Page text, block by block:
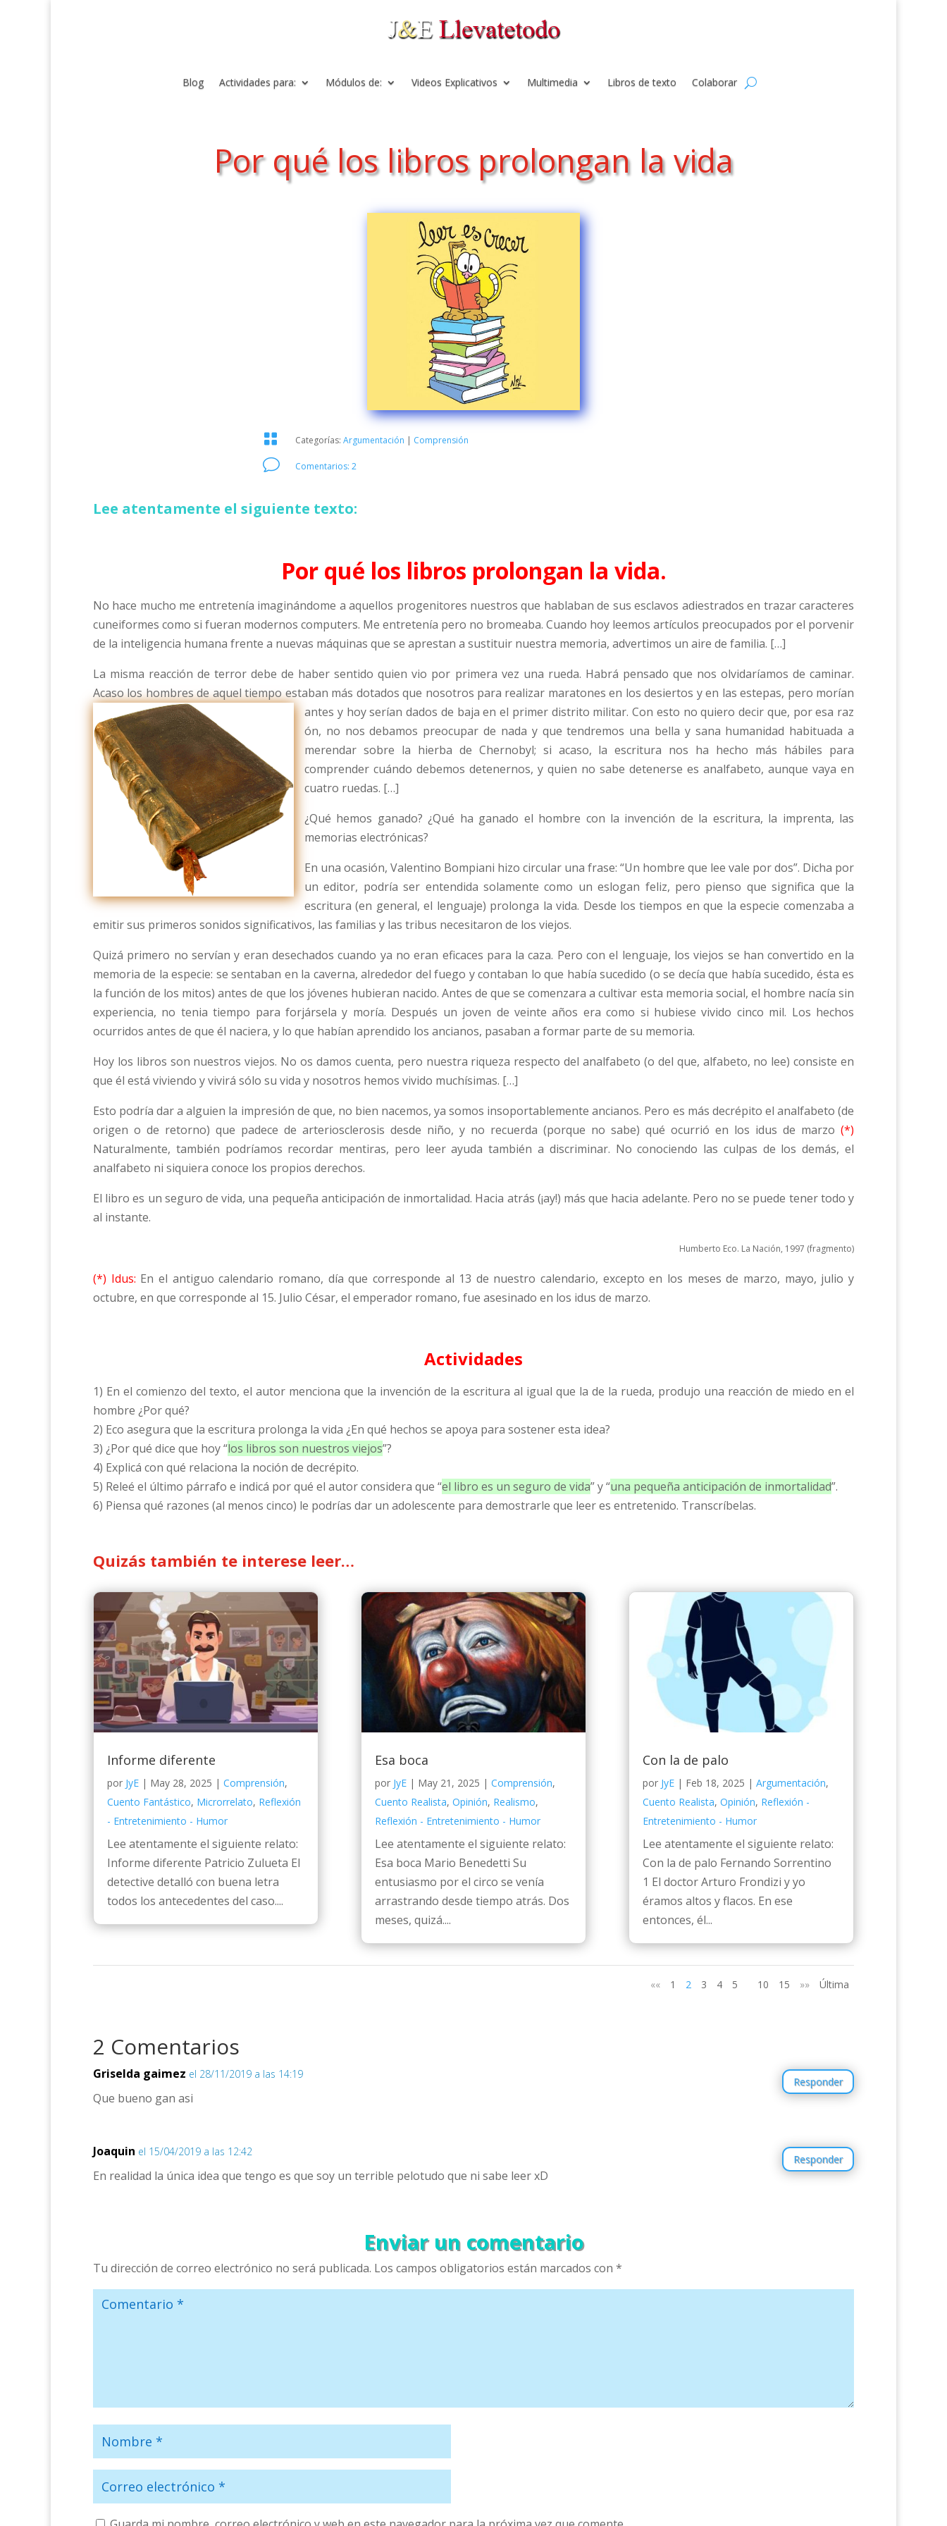
Blog Actividades para: Módulos de: Videos Explicativos Multimedia Libros de texto Colaborar
Por qué los libros prolongan la vida
 Categorías: Argumentación | Comprensión
v Comentarios: 2
Lee atentamente el siguiente texto:
Por qué los libros prolongan la vida.
No hace mucho me entretenía imaginándome a aquellos progenitores nuestros que hablaban de sus esclavos adiestrados en trazar caracteres
cuneiformes como si fueran modernos computers. Me entretenía pero no bromeaba. Cuando hoy leemos artículos preocupados por el porvenir
de la inteligencia humana frente a nuevas máquinas que se aprestan a sustituir nuestra memoria, advertimos un aire de familia. […]
La misma reacción de terror debe de haber sentido quien vio por primera vez una rueda. Habrá pensado que nos olvidaríamos de caminar.
Acaso los hombres de aquel tiempo estaban más dotados que nosotros para realizar maratones en los desiertos y en las estepas, pero morían
antes y hoy serían dados de baja en el primer distrito militar. Con esto no quiero decir que, por esa raz
ón, no nos debamos preocupar de nada y que tendremos una bella y sana humanidad habituada a
merendar sobre la hierba de Chernobyl; si acaso, la escritura nos ha hecho más hábiles para
comprender cuándo debemos detenernos, y quien no sabe detenerse es analfabeto, aunque vaya en
cuatro ruedas. […]
¿Qué hemos ganado? ¿Qué ha ganado el hombre con la invención de la escritura, la imprenta, las
memorias electrónicas?
En una ocasión, Valentino Bompiani hizo circular una frase: “Un hombre que lee vale por dos”. Dicha por
un editor, podría ser entendida solamente como un eslogan feliz, pero pienso que significa que la
escritura (en general, el lenguaje) prolonga la vida. Desde los tiempos en que la especie comenzaba a
emitir sus primeros sonidos significativos, las familias y las tribus necesitaron de los viejos.
Quizá primero no servían y eran desechados cuando ya no eran eficaces para la caza. Pero con el lenguaje, los viejos se han convertido en la
memoria de la especie: se sentaban en la caverna, alrededor del fuego y contaban lo que había sucedido (o se decía que había sucedido, ésta es
la función de los mitos) antes de que los jóvenes hubieran nacido. Antes de que se comenzara a cultivar esta memoria social, el hombre nacía sin
experiencia, no tenia tiempo para forjársela y moría. Después un joven de veinte años era como si hubiese vivido cinco mil. Los hechos
ocurridos antes de que él naciera, y lo que habían aprendido los ancianos, pasaban a formar parte de su memoria.
Hoy los libros son nuestros viejos. No os damos cuenta, pero nuestra riqueza respecto del analfabeto (o del que, alfabeto, no lee) consiste en
que él está viviendo y vivirá sólo su vida y nosotros hemos vivido muchísimas. […]
Esto podría dar a alguien la impresión de que, no bien nacemos, ya somos insoportablemente ancianos. Pero es más decrépito el analfabeto (de
origen o de retorno) que padece de arteriosclerosis desde niño, y no recuerda (porque no sabe) qué ocurrió en los idus de marzo (*)
Naturalmente, también podríamos recordar mentiras, pero leer ayuda también a discriminar. No conociendo las culpas de los demás, el
analfabeto ni siquiera conoce los propios derechos.
El libro es un seguro de vida, una pequeña anticipación de inmortalidad. Hacia atrás (¡ay!) más que hacia adelante. Pero no se puede tener todo y
al instante.
Humberto Eco. La Nación, 1997 (fragmento)
(*) Idus: En el antiguo calendario romano, día que corresponde al 13 de nuestro calendario, excepto en los meses de marzo, mayo, julio y
octubre, en que corresponde al 15. Julio César, el emperador romano, fue asesinado en los idus de marzo.
Actividades
1) En el comienzo del texto, el autor menciona que la invención de la escritura al igual que la de la rueda, produjo una reacción de miedo en el
hombre ¿Por qué?
2) Eco asegura que la escritura prolonga la vida ¿En qué hechos se apoya para sostener esta idea?
3) ¿Por qué dice que hoy “los libros son nuestros viejos”?
4) Explicá con qué relaciona la noción de decrépito.
5) Releé el último párrafo e indicá por qué el autor considera que “el libro es un seguro de vida” y “una pequeña anticipación de inmortalidad”.
6) Piensa qué razones (al menos cinco) le podrías dar un adolescente para demostrarle que leer es entretenido. Transcríbelas.
Quizás también te interese leer…
Informe diferente
por JyE | May 28, 2025 | Comprensión,
Cuento Fantástico, Microrrelato, Reflexión
- Entretenimiento - Humor
Lee atentamente el siguiente relato:
Informe diferente Patricio Zulueta El
detective detalló con buena letra
todos los antecedentes del caso....
Esa boca
por JyE| May 21, 2025 | Comprensión,
Cuento Realista, Opinión, Realismo,
Reflexión - Entretenimiento - Humor
Lee atentamente el siguiente relato:
Esa boca Mario Benedetti Su
entusiasmo por el circo se venía
arrastrando desde tiempo atrás. Dos
meses, quizá....
Con la de palo
por JyE| Feb 18, 2025 | Argumentación,
Cuento Realista, Opinión, Reflexión -
Entretenimiento - Humor
Lee atentamente el siguiente relato:
Con la de palo Fernando Sorrentino
1 El doctor Arturo Frondizi y yo
éramos altos y flacos. En ese
entonces, él...
«« 1 2 3 4 5 10 15 »» Última
2 Comentarios
Griselda gaimez el 28/11/2019 a las 14:19
Que bueno gan asi
Responder
Joaquin el 15/04/2019 a las 12:42
En realidad la única idea que tengo es que soy un terrible pelotudo que ni sabe leer xD
Responder
Enviar un comentario
Tu dirección de correo electrónico no será publicada. Los campos obligatorios están marcados con *